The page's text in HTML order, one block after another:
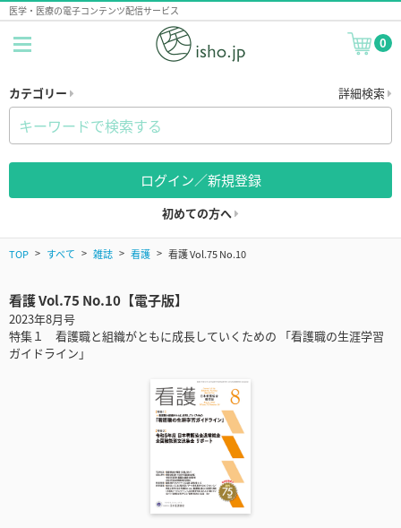
医学・医療の電子コンテンツ配信サービス
0
カテゴリー 詳細検索
ログイン／新規登録
初めての方へ
TOP すべて 雑誌 看護 看護 Vol.75 No.10
看護 Vol.75 No.10【電子版】
2023年8月号
特集１ 看護職と組織がともに成長していくための 「看護職の生涯学習
ガイドライン」